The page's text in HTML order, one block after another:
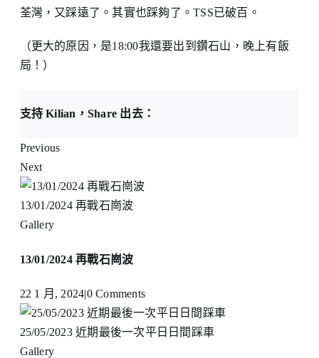
荃灣，又踩遠了。其實也踩夠了。TSS已破百。
（更大的原因，是18:00我還要出到鑽石山，晚上有飯
局！）
支持 Kilian，Share 出去：
Previous
Next
13/01/2024 再戰石崗波
Gallery
13/01/2024 再戰石崗波
22 1 月, 2024|0 Comments
25/05/2023 近期最後一次平日日間踩車
Gallery